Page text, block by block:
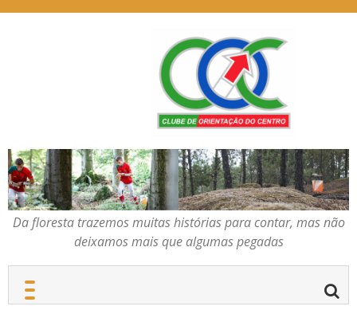
COC – CLUBE DE
ORIENTAÇÃO DO
CENTRO
Da floresta trazemos
muitas histórias para
contar, mas não deixamos
mais que algumas
pegadas
Da floresta trazemos muitas histórias para contar, mas não
deixamos mais que algumas pegadas